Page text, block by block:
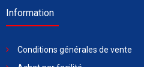
Information
Conditions générales de vente